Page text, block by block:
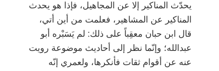
يحدّث المناكير إلا عن المجاهيل، فإذا هو يحدث
المناكير عن المشاهير، فعلمت من أين أتي،
قال ابن حبان معقِباً على ذلك: لم يَسَبْره أبو
عبدالله؛ وإنّما نظر إلى أحاديث موضوعة رويت
عنه عن أقوام ثقات فأنكرها، ولعمري إنّه